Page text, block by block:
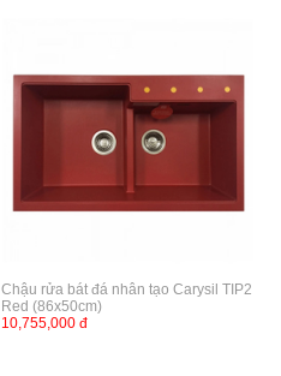
Chậu rửa bát đá nhân tạo Carysil TIP2
Red (86x50cm)
10,755,000 đ